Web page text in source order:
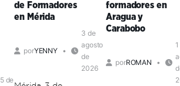
5 de
de Formadores
en Mérida
porYENNY
3 de
agosto
de
2026
formadores en
Aragua y
Carabobo
porROMAN